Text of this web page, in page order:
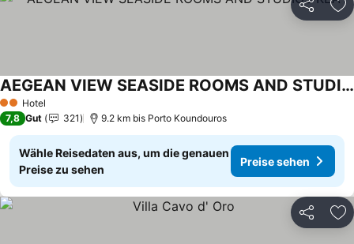
Teilen
2 Sterne
Hotel
AEGEAN VIEW SEASIDE ROOMS AND STUDIOS KEA
7,8 Gut 321 9.2 km bis Porto Koundouros
Wähle Reisedaten aus, um die genauen
Preise zu sehen
Preise sehen
Teilen